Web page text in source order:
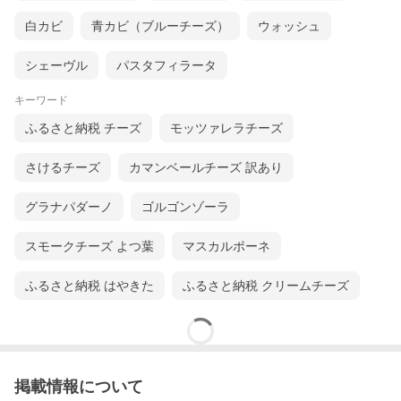
白カビ 青カビ（ブルーチーズ） ウォッシュ
シェーヴル パスタフィラータ
キーワード
ふるさと納税 チーズ モッツァレラチーズ
さけるチーズ カマンベールチーズ 訳あり
グラナパダーノ ゴルゴンゾーラ
スモークチーズ よつ葉 マスカルポーネ
ふるさと納税 はやきた ふるさと納税 クリームチーズ
掲載情報について